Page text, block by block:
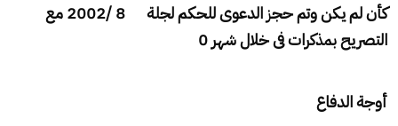
كأن لم يكن وتم حجز الدعوى للحكم لجلة 8 /2002 مع
التصريح بمذكرات فى خلال شهر 0
أوجة الدفاع